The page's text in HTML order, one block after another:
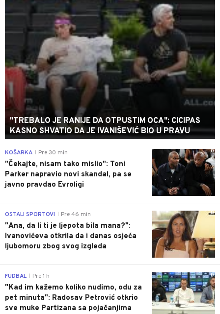
"TREBALO JE RANIJE DA OTPUSTIM OCA": CICIPAS
KASNO SHVATIO DA JE IVANIŠEVIĆ BIO U PRAVU
0
KOŠARKA Pre 30 min
"Čekajte, nisam tako mislio": Toni
Parker napravio novi skandal, pa se
javno pravdao Evroligi
0
OSTALI SPORTOVI Pre 46 min
"Ana, da li ti je ljepota bila mana?":
Ivanovićeva otkrila da i danas osjeća
ljubomoru zbog svog izgleda
0
FUDBAL Pre 1 h
"Kad im kažemo koliko nudimo, odu za
pet minuta": Radosav Petrović otkrio
sve muke Partizana sa pojačanjima